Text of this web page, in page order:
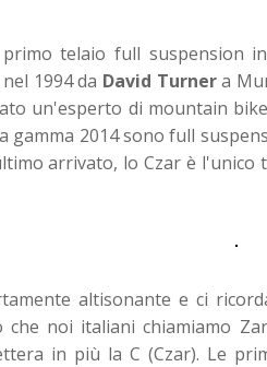
telaio full suspension
1994 da David Turnera
un'esperto di mountain
gamma 2014 sono full
arrivato, lo Czar è
altisonante e ci
noi italiani chiamiamo
in più la C (Czar). Le